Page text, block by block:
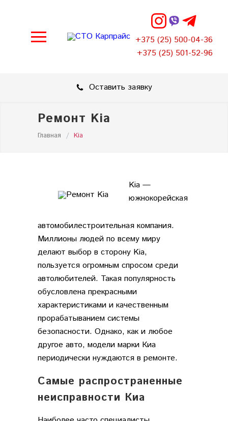
+375 (25) 500-04-36
+375 (25) 501-52-96
Оставить заявку
Ремонт Kia
Главная / Kia
Kia —
южнокорейская
автомобилестроительная компания.
Миллионы людей по всему миру
делают выбор в сторону Kia,
пользуется огромным спросом среди
автолюбителей. Такая популярность
обусловлена прекрасными
характеристиками и качественным
прорабатыванием системы
безопасности. Однако, как и любое
другое авто, модели марки Киа
периодически нуждаются в ремонте.
Самые распространенные
неисправности Киа